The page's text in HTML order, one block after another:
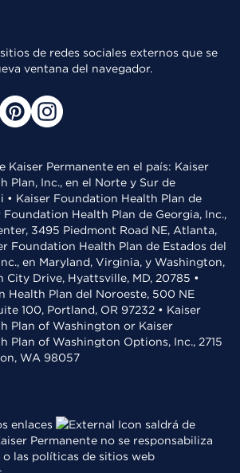
de redes sociales externos que se
ventana del navegador.
Kaiser Permanente en el país: Kaiser
Plan, Inc., en el Norte y Sur de
• Kaiser Foundation Health Plan de
Foundation Health Plan de Georgia, Inc.,
3495 Piedmont Road NE, Atlanta,
Foundation Health Plan de Estados del
en Maryland, Virginia, y Washington,
City Drive, Hyattsville, MD, 20785 •
Health Plan del Noroeste, 500 NE
100, Portland, OR 97232 • Kaiser
Plan of Washington or Kaiser
Plan of Washington Options, Inc., 2715
WA 98057
enlaces
saldrá de
Permanente no se responsabiliza
las políticas de sitios web